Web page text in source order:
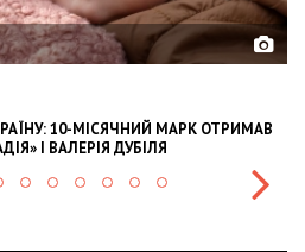
10-МІСЯЧНИЙ МАРК ОТРИМАВ
І ВАЛЕРІЯ ДУБІЛЯ